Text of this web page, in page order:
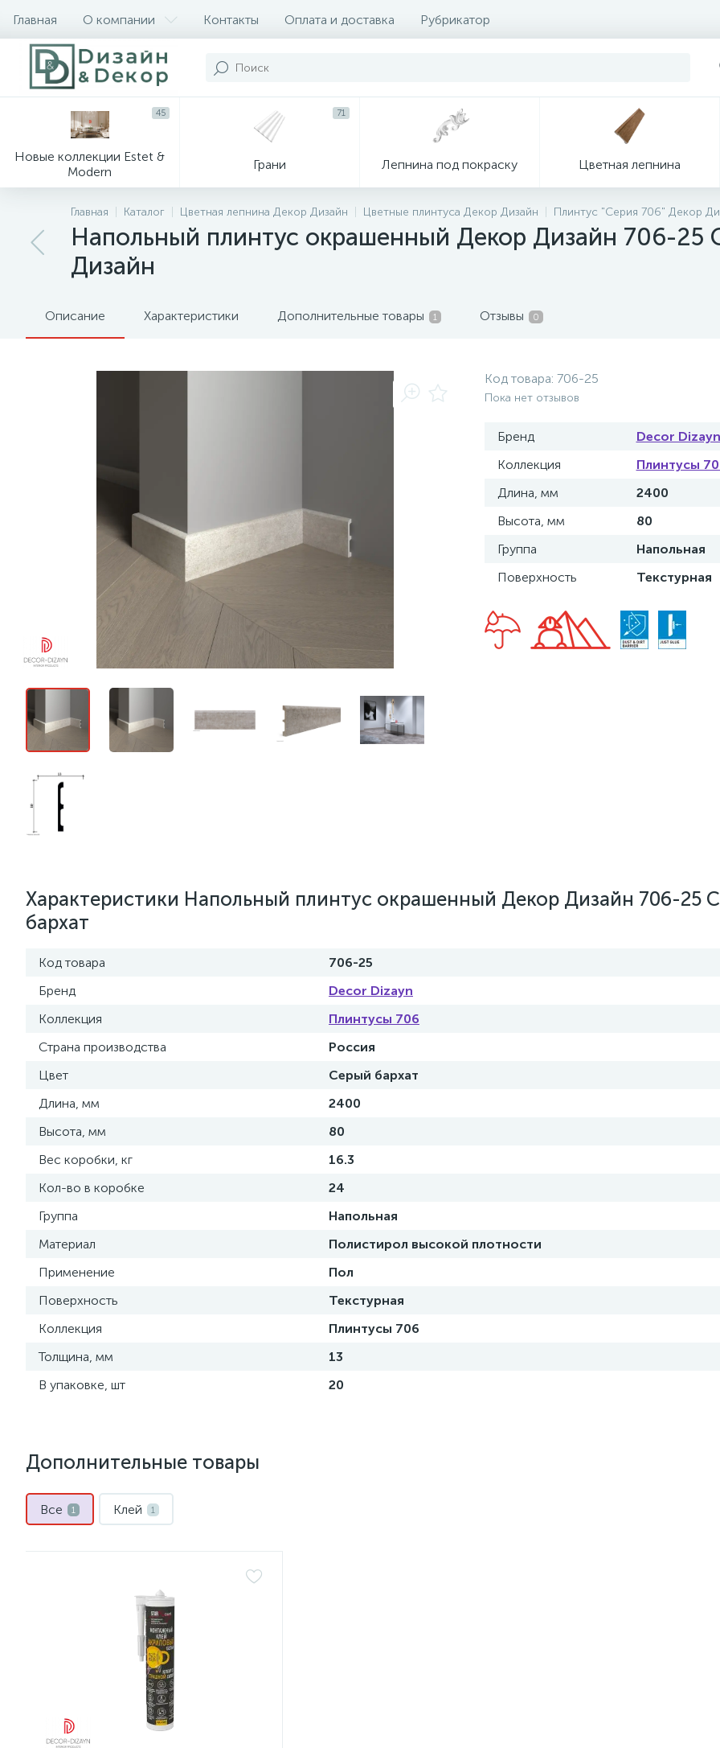
Главная О компании Контакты Оплата и доставка Рубрикатор
Новые коллекции Estet &
Modern
45
Грани
71
Лепнина под покраску Цветная лепнина
Главная Каталог Цветная лепнина Декор Дизайн Цветные плинтуса Декор Дизайн Плинтус "Серия 706" Декор
Напольный плинтус окрашенный Декор Дизайн 706-25
Дизайн
Описание Характеристики Дополнительные товары 1 Отзывы 0
Код товара: 706-25
Пока нет отзывов
Бренд
Decor Dizayn
Коллекция
Плинтусы
Длина, мм
2400
Высота, мм
80
Группа
Напольная
Поверхность
Текстурная
Характеристики Напольный плинтус окрашенный Декор Дизайн 706-25
бархат
Код товара
706-25
Бренд
Decor Dizayn
Коллекция
Плинтусы 706
Страна производства
Россия
Цвет
Серый бархат
Длина, мм
2400
Высота, мм
80
Вес коробки, кг
16.3
Кол-во в коробке
24
Группа
Напольная
Материал
Полистирол высокой плотности
Применение
Пол
Поверхность
Текстурная
Коллекция
Плинтусы 706
Толщина, мм
13
В упаковке, шт
20
Дополнительные товары
Все 1 Клей 1